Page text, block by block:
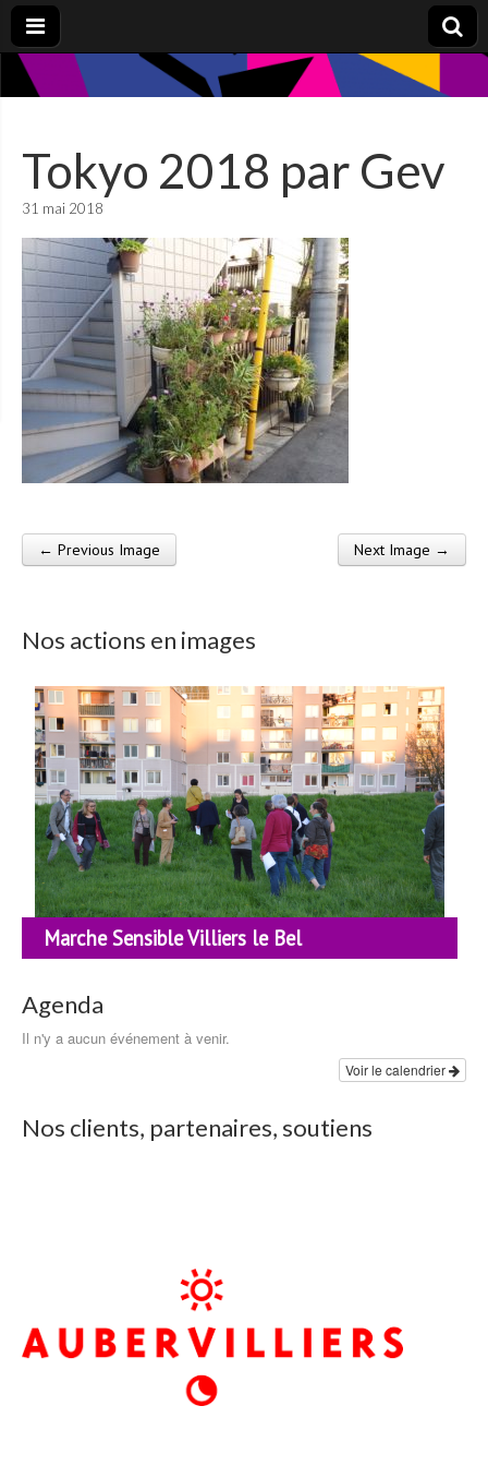
Tokyo 2018 par Gev
31 mai 2018
Post navigation
← Previous Image Next Image →
Nos actions en images
Marche Sensible Villiers le Bel
Agenda
Il n'y a aucun événement à venir.
Voir le calendrier
Nos clients, partenaires, soutiens